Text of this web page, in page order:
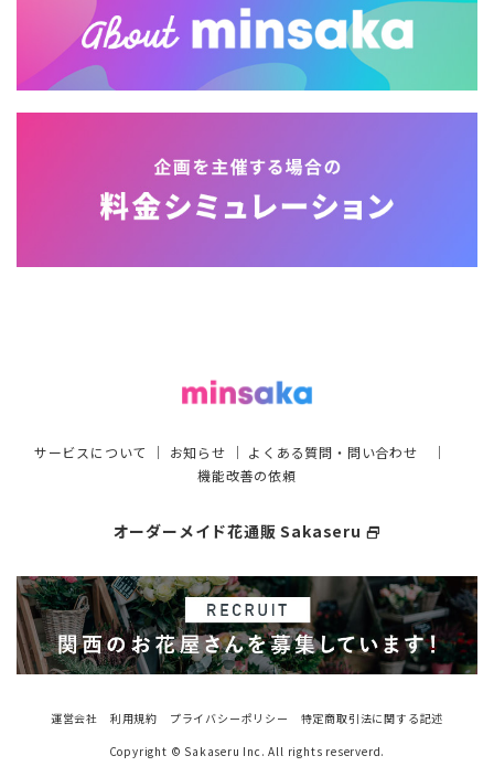
サービスについて ｜ お知らせ ｜ よくある質問・問い合わせ ｜
機能改善の依頼
オーダーメイド花通販 Sakaseru select_window
運営会社 利用規約 プライバシーポリシー
特定商取引法に関する記述
Copyright © Sakaseru Inc. All rights reserverd.